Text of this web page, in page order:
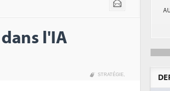
l'IA
STRATÉGIE,